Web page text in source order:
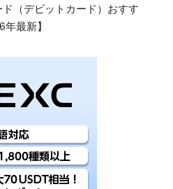
（デビットカード）おすす
最新】